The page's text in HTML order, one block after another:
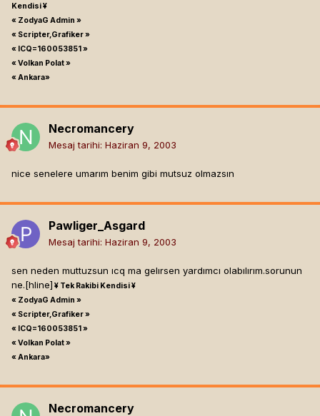
Kendisi ¥
« ZodyaG Admin »
« Scripter,Grafiker »
« ICQ=160053851 »
« Volkan Polat »
« Ankara»
Necromancery
Mesaj tarihi: Haziran 9, 2003
nice senelere umarım benim gibi mutsuz olmazsın
Pawliger_Asgard
Mesaj tarihi: Haziran 9, 2003
sen neden muttuzsun ıcq ma gelırsen yardımcı olabılırım.sorunun
ne.[hline] ¥ Tek Rakibi Kendisi ¥
« ZodyaG Admin »
« Scripter,Grafiker »
« ICQ=160053851 »
« Volkan Polat »
« Ankara»
Necromancery